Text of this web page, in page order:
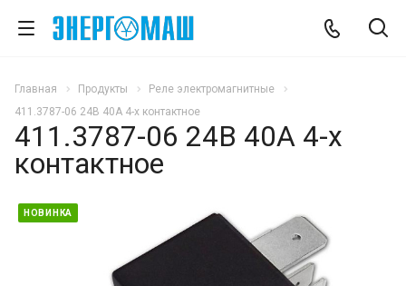
Главная Продукты
Реле электромагнитные
411.3787-06 24В 40А 4-х контактное
411.3787-06 24В 40А 4-х
контактное
НОВИНКА